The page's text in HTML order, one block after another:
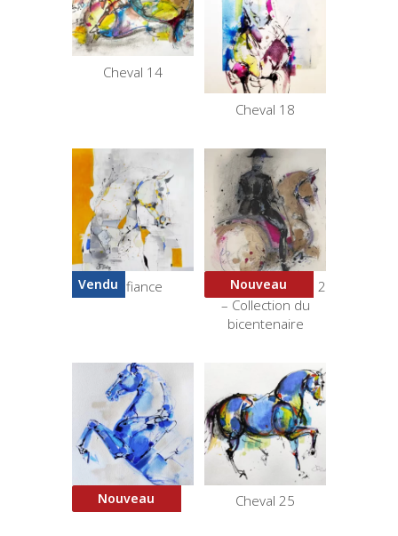
Cheval 14
Cheval 18
VenduConfiance Nouveau
Bicorne et Virolles 2
– Collection du
bicentenaire
Nouveau
Blue Courbette Cheval 25